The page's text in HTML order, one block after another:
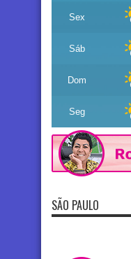
Sex
Sáb
Dom
Seg
SÃO PAULO